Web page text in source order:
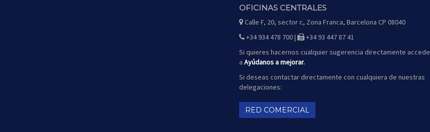
OFICINAS CENTRALES
icono
mapa
Calle F, 20, sector c, Zona Franca, Barcelona CP 08040
icono
teléfono
+34 934 478 700 |
icono
fax
+34 93 447 87 41
Si quieres hacernos cualquier sugerencia directamente accede
aAyúdanos a mejorar.
Si deseas contactar directamente con cualquiera de nuestras
delegaciones:
RED COMERCIAL